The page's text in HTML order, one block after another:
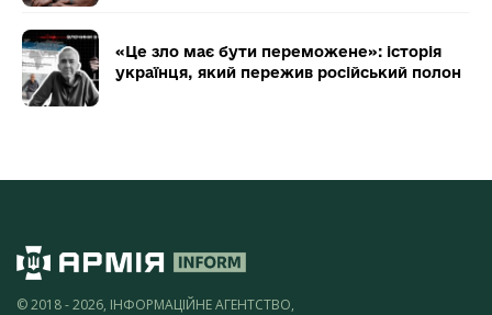
«Це зло має бути переможене»: історія
українця, який пережив російський полон
© 2018 - 2026, ІНФОРМАЦІЙНЕ АГЕНТСТВО,